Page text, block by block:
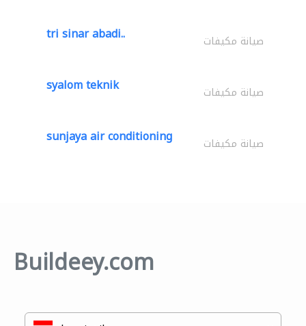
tri sinar abadi.. صيانة مكيفات
syalom teknik صيانة مكيفات
sunjaya air conditioning صيانة مكيفات
Buildeey.com